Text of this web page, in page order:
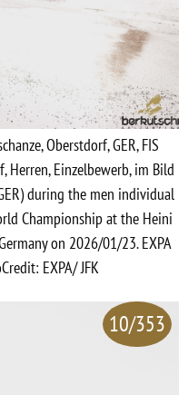
Oberstdorf, GER, FIS
Herren, Einzelbewerb, im Bild
during the men individual
Championship at the Heini
on 2026/01/23. EXPA
EXPA/ JFK
10/353